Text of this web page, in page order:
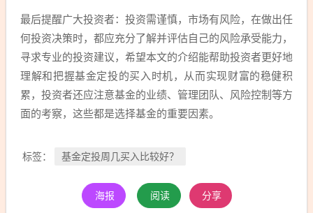
最后提醒广大投资者：投资需谨慎，市场有风险，在做出任
何投资决策时，都应充分了解并评估自己的风险承受能力，
寻求专业的投资建议，希望本文的介绍能帮助投资者更好地
理解和把握基金定投的买入时机，从而实现财富的稳健积
累，投资者还应注意基金的业绩、管理团队、风险控制等方
面的考察，这些都是选择基金的重要因素。
标签： 基金定投周几买入比较好？
海报 阅读 分享